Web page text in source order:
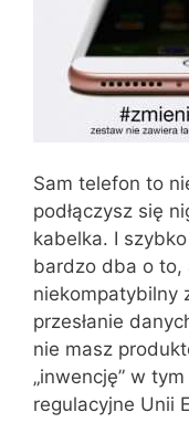
Sam telefon to
podłączysz się
kabelka. I
bardzo dba o to,
niekompatybilny
przesłanie
nie masz
„inwencję” w
regulacyjne Unii